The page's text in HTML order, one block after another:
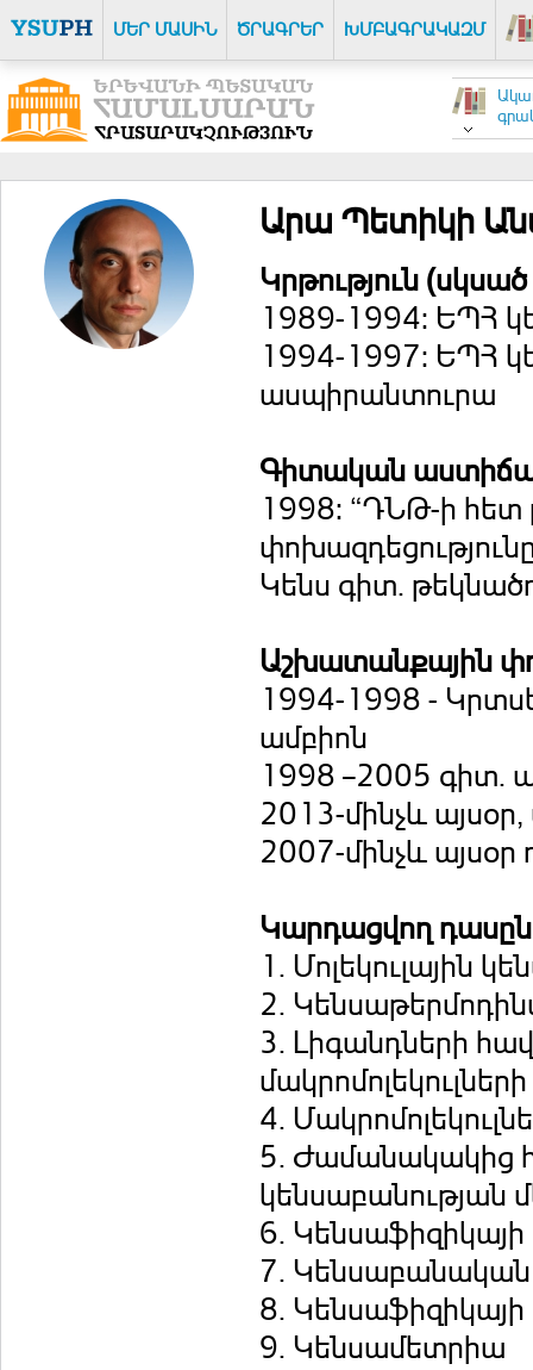
ՄԵՐ ՄԱՍԻՆ ԾՐԱԳՐԵՐ ԽՄԲԱԳՐԱԿԱԶՄ
Արա Պետիկի
Կրթություն
1989-1994:‎ ԵՊՀ
‎1994-1997:‎ ‎ԵՊՀ
ասպիրանտուրա
Գիտական
1998: “ԴՆԹ-ի հետ
Կենս գիտ.
Աշխատանքային
1994-1998 -
ամբիոն
1998 –2005 գիտ.
2013-մինչև
‎2007-մինչև
Կարդացվող
1. Մոլեկուլային
2.
3. Լիգանդների
4.
5. Ժամանակակից
կենսաբանության
6.
7.
8.
9. Կենսամետրիա